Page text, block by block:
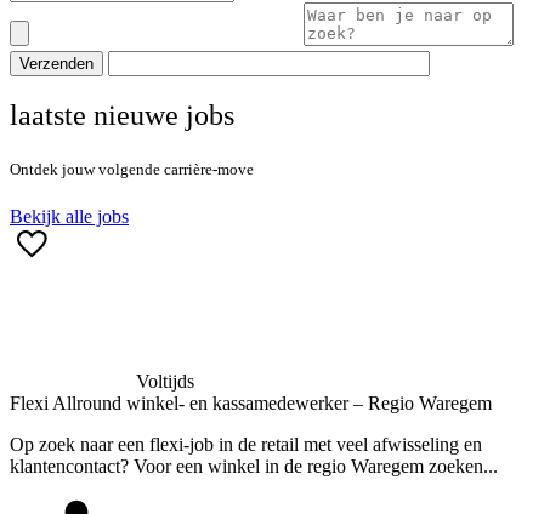
Verzenden
laatste nieuwe jobs
Ontdek jouw volgende carrière-move
Bekijk alle jobs
Voltijds
Flexi Allround winkel- en kassamedewerker – Regio Waregem
Op zoek naar een flexi-job in de retail met veel afwisseling en
klantencontact? Voor een winkel in de regio Waregem zoeken...